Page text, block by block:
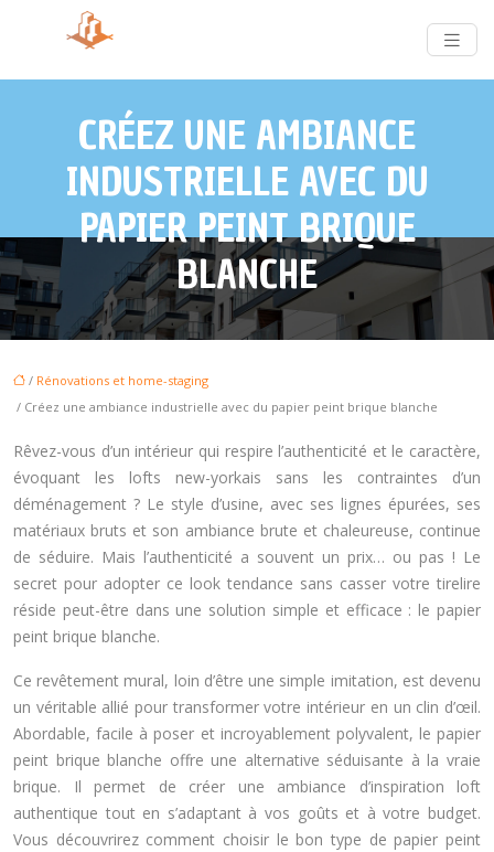
CRÉEZ UNE AMBIANCE
INDUSTRIELLE AVEC DU
PAPIER PEINT BRIQUE
BLANCHE
/ Rénovations et home-staging
/ Créez une ambiance industrielle avec du papier peint brique blanche
Rêvez-vous d’un intérieur qui respire l’authenticité et le caractère,
évoquant les lofts new-yorkais sans les contraintes d’un
déménagement ? Le style d’usine, avec ses lignes épurées, ses
matériaux bruts et son ambiance brute et chaleureuse, continue
de séduire. Mais l’authenticité a souvent un prix… ou pas ! Le
secret pour adopter ce look tendance sans casser votre tirelire
réside peut-être dans une solution simple et efficace : le papier
peint brique blanche.
Ce revêtement mural, loin d’être une simple imitation, est devenu
un véritable allié pour transformer votre intérieur en un clin d’œil.
Abordable, facile à poser et incroyablement polyvalent, le papier
peint brique blanche offre une alternative séduisante à la vraie
brique. Il permet de créer une ambiance d’inspiration loft
authentique tout en s’adaptant à vos goûts et à votre budget.
Vous découvrirez comment choisir le bon type de papier peint